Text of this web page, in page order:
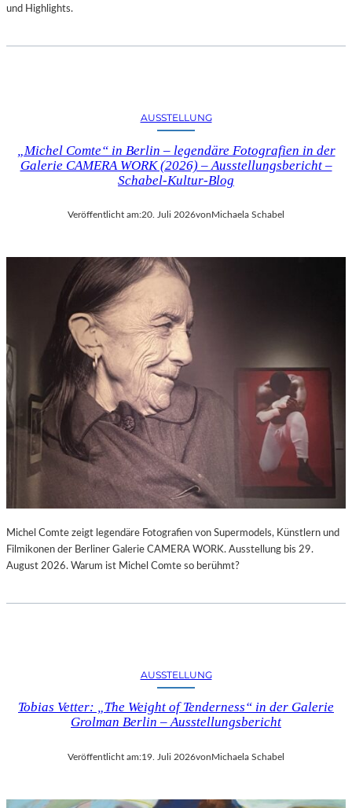
und Highlights.
AUSSTELLUNG
„Michel Comte“ in Berlin – legendäre Fotografien in der
Galerie CAMERA WORK (2026) – Ausstellungsbericht –
Schabel-Kultur-Blog
Veröffentlicht am:20. Juli 2026vonMichaela Schabel
Michel Comte zeigt legendäre Fotografien von Supermodels, Künstlern und
Filmikonen der Berliner Galerie CAMERA WORK. Ausstellung bis 29.
August 2026. Warum ist Michel Comte so berühmt?
AUSSTELLUNG
Tobias Vetter: „The Weight of Tenderness“ in der Galerie
Grolman Berlin – Ausstellungsbericht
Veröffentlicht am:19. Juli 2026vonMichaela Schabel